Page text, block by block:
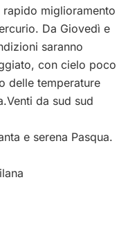
miglioramento
Da Giovedì e
saranno
con cielo poco
delle temperature
da sud sud
e serena Pasqua.